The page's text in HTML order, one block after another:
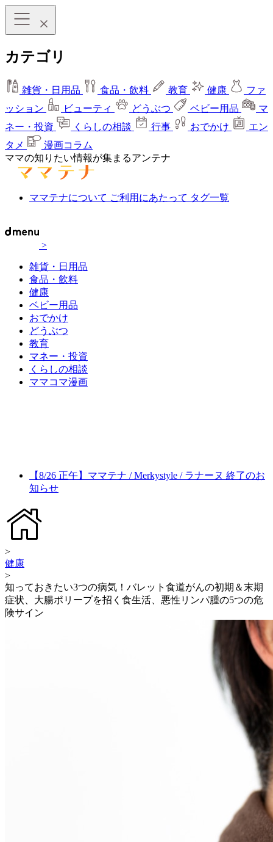
カテゴリ
雑貨・日用品 食品・飲料 教育 健康
ファ
ッション
ビューティ どうぶつ ベビー用品
マ
ネー・投資
くらしの相談 行事 おでかけ
エン
タメ
漫画コラム
ママの知りたい情報が集まるアンテナ
ママテナについて ご利用にあたって タグ一覧
>
雑貨・日用品
食品・飲料
健康
ベビー用品
おでかけ
どうぶつ
教育
マネー・投資
くらしの相談
ママコマ漫画
【8/26 正午】ママテナ / Merkystyle / ラナーヌ 終了のお
知らせ
>
健康
>
知っておきたい3つの病気！バレット食道がんの初期＆末期
症状、大腸ポリープを招く食生活、悪性リンパ腫の5つの危
険サイン